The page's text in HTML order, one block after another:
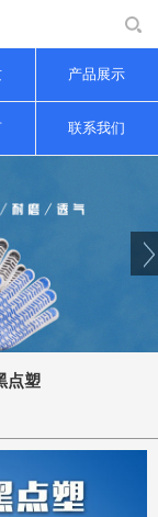
产品展示
联系我们
点塑